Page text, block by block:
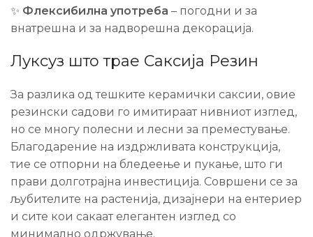
✨ Флексибилна употреба – погодни и за
внатрешна и за надворешна декорација.
Луксуз што трае Саксиja Резин
За разлика од тешките керамички саксии, овие
резински садови го имитираат нивниот изглед,
но се многу полесни и лесни за преместување.
Благодарение на издржливата конструкција,
тие се отпорни на бледеење и пукање, што ги
прави долготрајна инвестиција. Совршени се за
љубителите на растенија, дизајнери на ентериер
и сите кои сакаат елегантен изглед со
минимално одржување.